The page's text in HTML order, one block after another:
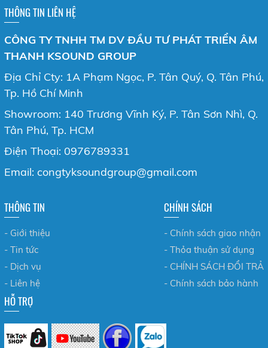
THÔNG TIN LIÊN HỆ
CÔNG TY TNHH TM DV ĐẦU TƯ PHÁT TRIỂN ÂM
THANH KSOUND GROUP
Địa Chỉ Cty: 1A Phạm Ngọc, P. Tân Quý, Q. Tân Phú,
Tp. Hồ Chí Minh
Showroom: 140 Trương Vĩnh Ký, P. Tân Sơn Nhì, Q.
Tân Phú, Tp. HCM
Điện Thoại: 0976789331
Email: congtyksoundgroup@gmail.com
THÔNG TIN
- Giới thiệu
- Tin tức
- Dịch vụ
- Liên hệ
CHÍNH SÁCH
- Chính sách giao nhận
- Thỏa thuận sử dụng
- CHÍNH SÁCH ĐỔI TRẢ
- Chính sách bảo hành
HỖ TRỢ